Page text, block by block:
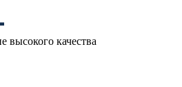
высокого качества